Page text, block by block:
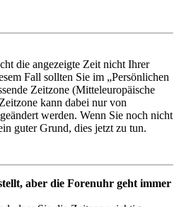
die angezeigte Zeit nicht Ihrer
Fall sollten Sie im „Persönlichen
Zeitzone (Mitteleuropäische
kann dabei nur von
werden. Wenn Sie noch nicht
guter Grund, dies jetzt zu tun.
aber die Forenuhr geht immer